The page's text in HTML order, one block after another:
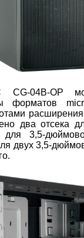
CG-04B-OP
форматов
два отсека
3,5-
двух 3,5-